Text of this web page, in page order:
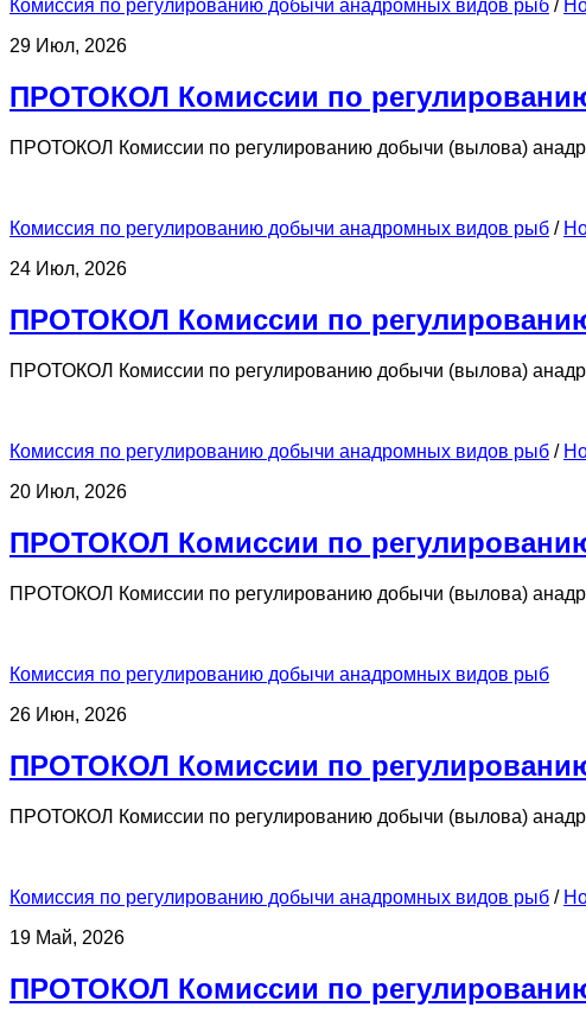
Комиссия по регулированию добычи анадромных видов рыб /
29 Июл, 2026
ПРОТОКОЛ Комиссии по
ПРОТОКОЛ Комиссии по регулированию добычи (вылова)
Комиссия по регулированию добычи анадромных видов рыб /
24 Июл, 2026
ПРОТОКОЛ Комиссии по
ПРОТОКОЛ Комиссии по регулированию добычи (вылова)
Комиссия по регулированию добычи анадромных видов рыб /
20 Июл, 2026
ПРОТОКОЛ Комиссии по
ПРОТОКОЛ Комиссии по регулированию добычи (вылова)
Комиссия по регулированию добычи анадромных видов рыб
26 Июн, 2026
ПРОТОКОЛ Комиссии по
ПРОТОКОЛ Комиссии по регулированию добычи (вылова)
Комиссия по регулированию добычи анадромных видов рыб /
19 Май, 2026
ПРОТОКОЛ Комиссии по